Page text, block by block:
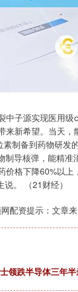
子源实现医用级
新希望。当天，
制备到药物研发
导核弹，能精准
价格下降60%以上
。 （21财经）
配资提示：文章
领跌半导体三年半